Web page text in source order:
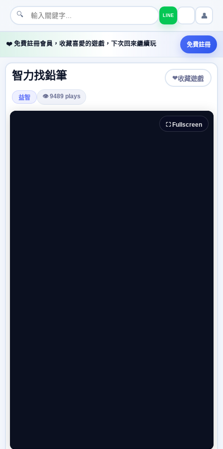
🔍 LINE 👤
❤️ 免費註冊會員，收藏喜愛的遊戲，下次回來繼續玩 免費註冊
智力找鉛筆 ❤收藏遊戲
益智 👁 9489 plays
⛶ Fullscreen